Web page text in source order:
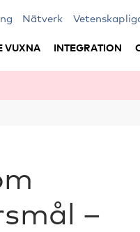
Nätverk
VUXNA INTEGRATION
–